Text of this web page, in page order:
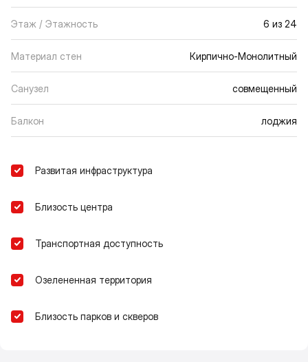
Этаж / Этажность 6 из 24
Материал стен Кирпично-Монолитный
Санузел совмещенный
Балкон лоджия
Развитая инфраструктура
Близость центра
Транспортная доступность
Озелененная территория
Близость парков и скверов